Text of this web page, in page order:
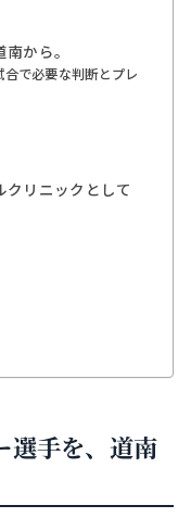
から。
で必要な判断とプレ
リニックとして
選手を、道南